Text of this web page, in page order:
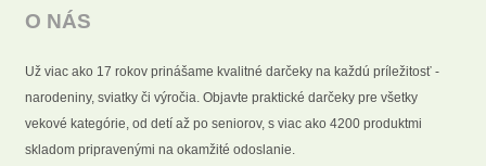
O NÁS
Už viac ako 17 rokov prinášame kvalitné darčeky na každú príležitosť -
narodeniny, sviatky či výročia. Objavte praktické darčeky pre všetky
vekové kategórie, od detí až po seniorov, s viac ako 4200 produktmi
skladom pripravenými na okamžité odoslanie.